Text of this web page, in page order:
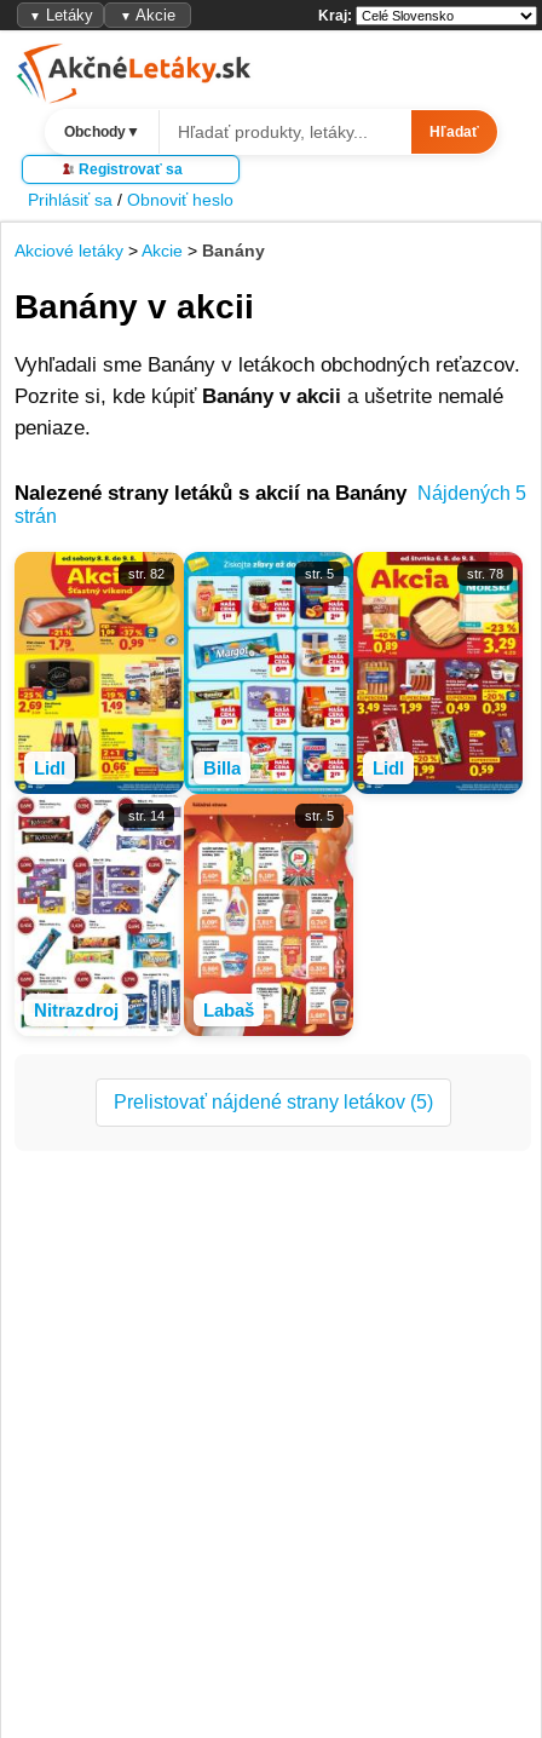
▼ Letáky ▼ Akcie Kraj:
Obchody▼ Hľadať
Registrovať sa
Prihlásiť sa / Obnoviť heslo
Akciové letáky >Akcie > Banány
Banány v akcii
Vyhľadali sme Banány v letákoch obchodných reťazcov.
Pozrite si, kde kúpiť Banány v akcii a ušetrite nemalé
peniaze.
Nalezené strany letáků s akcií na Banány
Nájdených 5
strán
Lidl
str. 82
Billa
str. 5
Lidl
str. 78
Nitrazdroj
str. 14
Labaš
str. 5
Prelistovať nájdené strany letákov (5)